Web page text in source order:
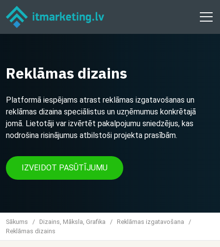
Reklāmas dizains
Platformā iespējams atrast reklāmas izgatavošanas un
reklāmas dizaina speciālistus un uzņēmumus konkrētajā
jomā. Lietotāji var izvērtēt pakalpojumu sniedzējus, kas
nodrošina risinājumus atbilstoši projekta prasībām.
IZVEIDOT PASŪTĪJUMU
Sākums / Dizains, Māksla, Grafika / Reklāmas izgatavošana
/
Reklāmas dizains